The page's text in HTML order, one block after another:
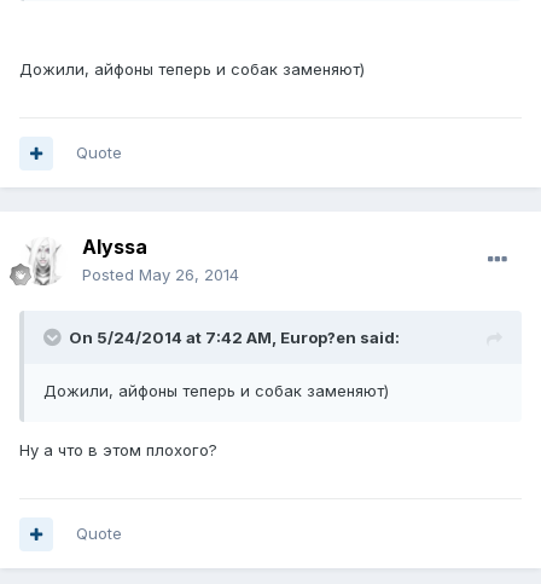
Дожили, айфоны теперь и собак заменяют)
Quote
Alyssa
Posted May 26, 2014
On 5/24/2014 at 7:42 AM, Europ?en said:
Дожили, айфоны теперь и собак заменяют)
Ну а что в этом плохого?
Quote